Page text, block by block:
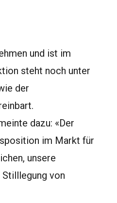
und ist im
steht noch unter
der
dazu: «Der
im Markt für
unsere
von